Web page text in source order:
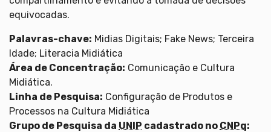
equivocadas.
Palavras-chave: Midias Digitais; Fake News; Terceira
Idade; Literacia Midiática
Área de Concentração: Comunicação e Cultura
Midiática.
Linha de Pesquisa: Configuração de Produtos e
Processos na Cultura Midiática
Grupo de Pesquisa da UNIP cadastrado no CNPq: